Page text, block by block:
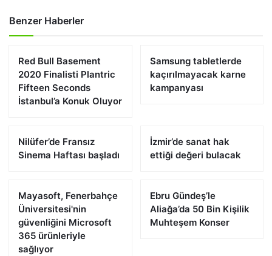
Benzer Haberler
Red Bull Basement
2020 Finalisti Plantric
Fifteen Seconds
İstanbul’a Konuk Oluyor
Samsung tabletlerde
kaçırılmayacak karne
kampanyası
Nilüfer’de Fransız
Sinema Haftası başladı
İzmir’de sanat hak
ettiği değeri bulacak
Mayasoft, Fenerbahçe
Üniversitesi'nin
güvenliğini Microsoft
365 ürünleriyle
sağlıyor
Ebru Gündeş’le
Aliağa’da 50 Bin Kişilik
Muhteşem Konser